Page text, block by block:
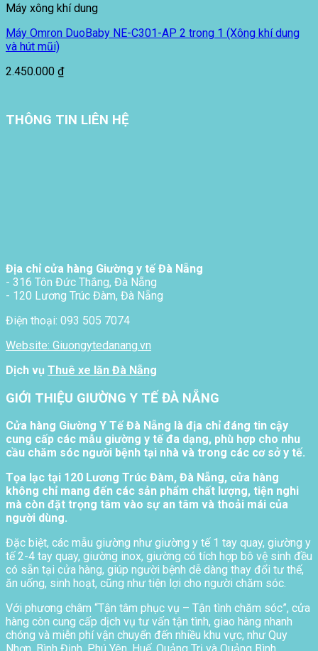
Máy xông khí dung
Máy Omron DuoBaby NE-C301-AP 2 trong 1 (Xông khí dung
và hút mũi)
2.450.000 ₫
THÔNG TIN LIÊN HỆ
Địa chỉ cửa hàng Giường y tế Đà Nẵng
- 316 Tôn Đức Thắng, Đà Nẵng
- 120 Lương Trúc Đàm, Đà Nẵng
Điện thoại: 093 505 7074
Website: Giuongytedanang.vn
Dịch vụ Thuê xe lăn Đà Nẵng
GIỚI THIỆU GIƯỜNG Y TẾ ĐÀ NẴNG
Cửa hàng Giường Y Tế Đà Nẵng là địa chỉ đáng tin cậy
cung cấp các mẫu giường y tế đa dạng, phù hợp cho nhu
cầu chăm sóc người bệnh tại nhà và trong các cơ sở y tế.
Tọa lạc tại 120 Lương Trúc Đàm, Đà Nẵng, cửa hàng
không chỉ mang đến các sản phẩm chất lượng, tiện nghi
mà còn đặt trọng tâm vào sự an tâm và thoải mái của
người dùng.
Đặc biệt, các mẫu giường như giường y tế 1 tay quay, giường y
tế 2-4 tay quay, giường inox, giường có tích hợp bô vệ sinh đều
có sẵn tại cửa hàng, giúp người bệnh dễ dàng thay đổi tư thế,
ăn uống, sinh hoạt, cũng như tiện lợi cho người chăm sóc.
Với phương châm “Tận tâm phục vụ – Tận tình chăm sóc”, cửa
hàng còn cung cấp dịch vụ tư vấn tận tình, giao hàng nhanh
chóng và miễn phí vận chuyển đến nhiều khu vực, như Quy